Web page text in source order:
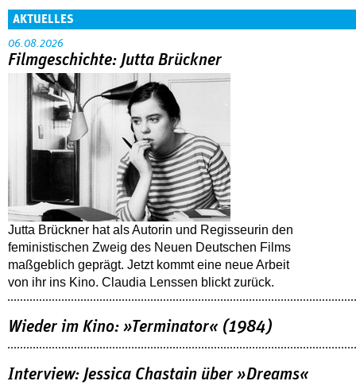
AKTUELLES
06.08.2026
Filmgeschichte: Jutta Brückner
Jutta Brückner hat als Autorin und Regisseurin den
feministischen Zweig des Neuen Deutschen Films
maßgeblich geprägt. Jetzt kommt eine neue Arbeit
von ihr ins Kino. Claudia Lenssen blickt zurück.
Wieder im Kino: »Terminator« (1984)
Interview: Jessica Chastain über »Dreams«